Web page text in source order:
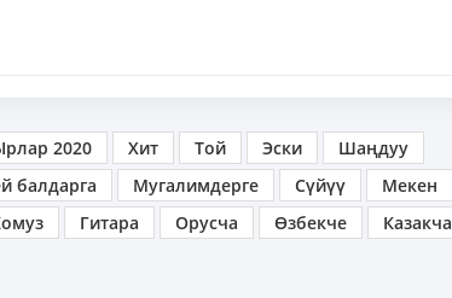
2020 Хит Той Эски
Шаңдуу
балдарга Мугалимдерге Сүйүү
Мекен
Гитара Орусча Өзбекче
Казакча